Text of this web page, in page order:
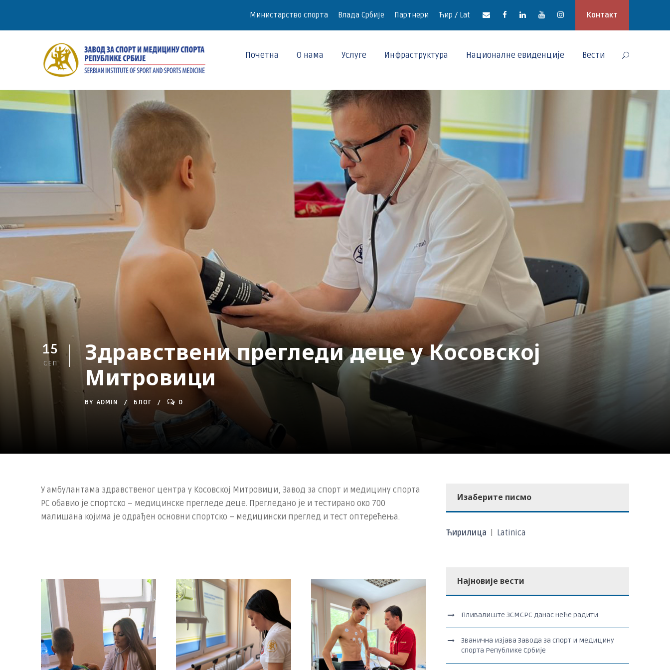
Министарство спорта Влада Србије Партнери Ћир / Lat Контакт
Почетна О нама Услуге Инфраструктура Националне евиденције Вести
15
СЕП
Здравствени прегледи деце у Косовској
Митровици
BY ADMIN БЛОГ 0
У амбулантама здравственог центра у Косовској Митровици, Завод за спорт и медицину спорта
РС обавио је спортско – медицинске прегледе деце. Прегледано је и тестирано око 700
малишана којима је одрађен основни спортско – медицински преглед и тест оптерећења.
Изаберите писмо
Ћирилица Latinica
Најновије вести
Пливалиште ЗСМСРС данас неће радити
Званична изјава Завода за спорт и медицину
спорта Републике Србије